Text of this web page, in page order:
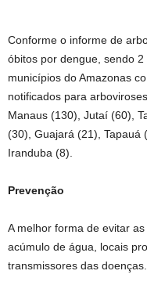
Conforme o informe de
óbitos por dengue, sendo
municípios do Amazonas
notificados para
Manaus (130), Jutaí (60),
(30), Guajará (21), Tapauá
Iranduba (8).
Prevenção
A melhor forma de evitar
acúmulo de água, locais
transmissores das doenças.